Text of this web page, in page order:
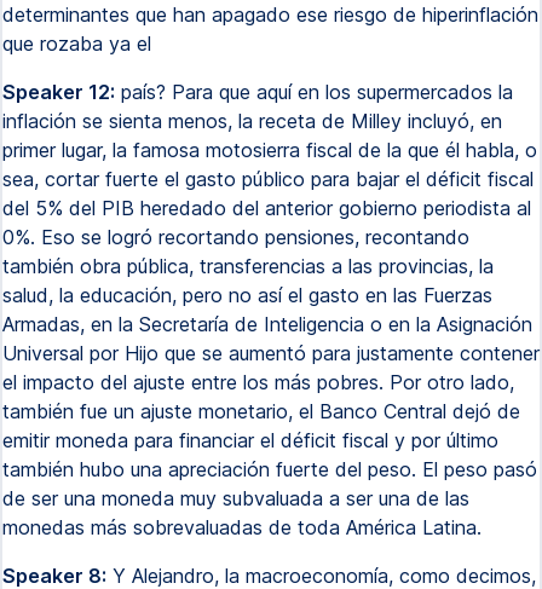
determinantes que han apagado ese riesgo de hiperinflación
que rozaba ya el
Speaker 12: país? Para que aquí en los supermercados la
inflación se sienta menos, la receta de Milley incluyó, en
primer lugar, la famosa motosierra fiscal de la que él habla, o
sea, cortar fuerte el gasto público para bajar el déficit fiscal
del 5% del PIB heredado del anterior gobierno periodista al
0%. Eso se logró recortando pensiones, recontando
también obra pública, transferencias a las provincias, la
salud, la educación, pero no así el gasto en las Fuerzas
Armadas, en la Secretaría de Inteligencia o en la Asignación
Universal por Hijo que se aumentó para justamente contener
el impacto del ajuste entre los más pobres. Por otro lado,
también fue un ajuste monetario, el Banco Central dejó de
emitir moneda para financiar el déficit fiscal y por último
también hubo una apreciación fuerte del peso. El peso pasó
de ser una moneda muy subvaluada a ser una de las
monedas más sobrevaluadas de toda América Latina.
Speaker 8: Y Alejandro, la macroeconomía, como decimos,